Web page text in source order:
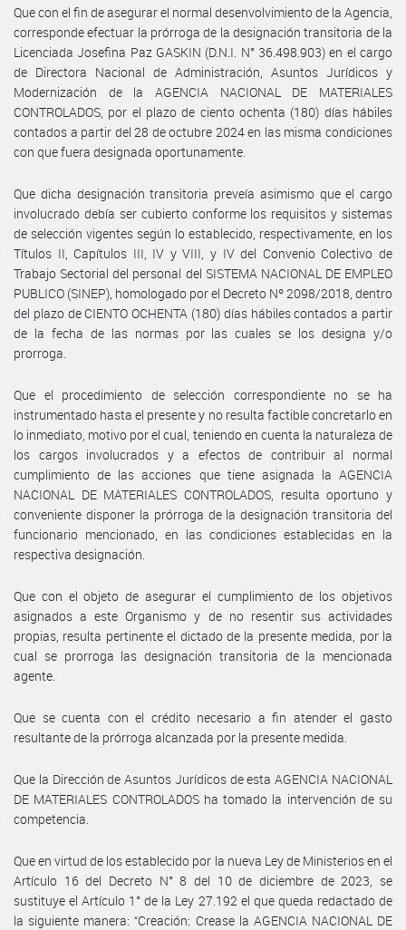
Que con el fin de asegurar el normal desenvolvimiento de la Agencia,
corresponde efectuar la prórroga de la designación transitoria de la
Licenciada Josefina Paz GASKIN (D.N.I. N° 36.498.903) en el cargo
de Directora Nacional de Administración, Asuntos Jurídicos y
Modernización de la AGENCIA NACIONAL DE MATERIALES
CONTROLADOS, por el plazo de ciento ochenta (180) días hábiles
contados a partir del 28 de octubre 2024 en las misma condiciones
con que fuera designada oportunamente.
Que dicha designación transitoria preveía asimismo que el cargo
involucrado debía ser cubierto conforme los requisitos y sistemas
de selección vigentes según lo establecido, respectivamente, en los
Títulos II, Capítulos III, IV y VIII, y IV del Convenio Colectivo de
Trabajo Sectorial del personal del SISTEMA NACIONAL DE EMPLEO
PUBLICO (SINEP), homologado por el Decreto Nº 2098/2018, dentro
del plazo de CIENTO OCHENTA (180) días hábiles contados a partir
de la fecha de las normas por las cuales se los designa y/o
prorroga.
Que el procedimiento de selección correspondiente no se ha
instrumentado hasta el presente y no resulta factible concretarlo en
lo inmediato, motivo por el cual, teniendo en cuenta la naturaleza de
los cargos involucrados y a efectos de contribuir al normal
cumplimiento de las acciones que tiene asignada la AGENCIA
NACIONAL DE MATERIALES CONTROLADOS, resulta oportuno y
conveniente disponer la prórroga de la designación transitoria del
funcionario mencionado, en las condiciones establecidas en la
respectiva designación.
Que con el objeto de asegurar el cumplimiento de los objetivos
asignados a este Organismo y de no resentir sus actividades
propias, resulta pertinente el dictado de la presente medida, por la
cual se prorroga las designación transitoria de la mencionada
agente.
Que se cuenta con el crédito necesario a fin atender el gasto
resultante de la prórroga alcanzada por la presente medida.
Que la Dirección de Asuntos Jurídicos de esta AGENCIA NACIONAL
DE MATERIALES CONTROLADOS ha tomado la intervención de su
competencia.
Que en virtud de los establecido por la nueva Ley de Ministerios en el
Artículo 16 del Decreto N° 8 del 10 de diciembre de 2023, se
sustituye el Artículo 1° de la Ley 27.192 el que queda redactado de
la siguiente manera: “Creación: Crease la AGENCIA NACIONAL DE